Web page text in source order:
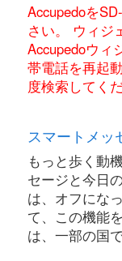
Accupedoを
さい。 ウィジ
Accupedoウィ
帯電話を再起
度検索してくだ
スマートメッ
もっと歩く動
セージと今日
は、オフにな
て、この機能
は、一部の国